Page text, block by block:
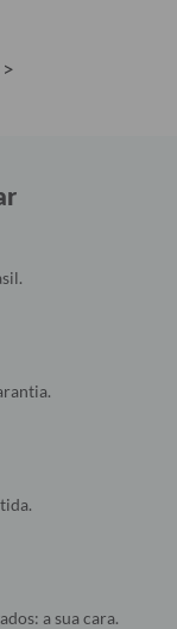
>
a sua cara.